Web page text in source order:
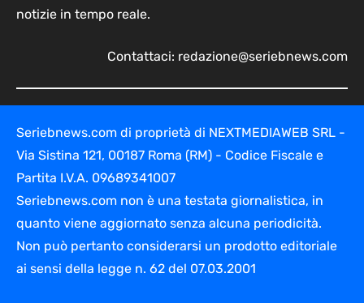
notizie in tempo reale.
Contattaci: redazione@seriebnews.com
Seriebnews.com di proprietà di NEXTMEDIAWEB SRL -
Via Sistina 121, 00187 Roma (RM) - Codice Fiscale e
Partita I.V.A. 09689341007
Seriebnews.com non è una testata giornalistica, in
quanto viene aggiornato senza alcuna periodicità.
Non può pertanto considerarsi un prodotto editoriale
ai sensi della legge n. 62 del 07.03.2001